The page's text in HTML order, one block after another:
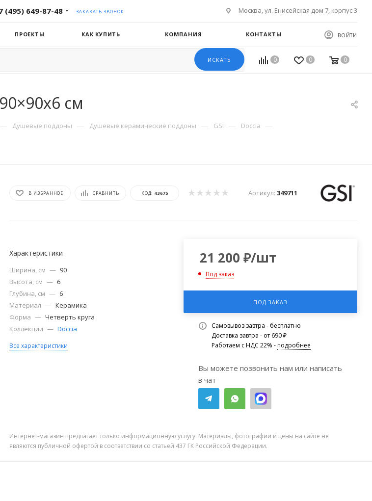
(495) 649-87-48 ЗАКАЗАТЬ ЗВОНОК Москва, ул. Енисейская дом 7, корпус 3
ПРОЕКТЫ КАК КУПИТЬ КОМПАНИЯ КОНТАКТЫ ВОЙТИ
ИСКАТЬ 0 0 0
см
— Душевые поддоны — Душевые керамические поддоны — GSI — Doccia —
В ИЗБРАННОЕ СРАВНИТЬ КОД: 43675 Артикул: 349711
Характеристики
Ширина, см — 90
Высота, см — 6
Глубина, см — 6
Материал — Керамика
Форма — Четверть круга
Коллекции — Doccia
Все характеристики
21 200 ₽/шт
Под заказ
ПОД ЗАКАЗ
Самовывоз завтра - бесплатно
Доставка завтра - от 690 ₽
Работаем с НДС 22% -подробнее
Вы можете позвонить нам или написать
в чат
Интернет-магазин предлагает только информационную услугу. Материалы, фотографии и цены на сайте не
являются публичной офертой в соответствии со статьей 437 ГК Российской Федерации.